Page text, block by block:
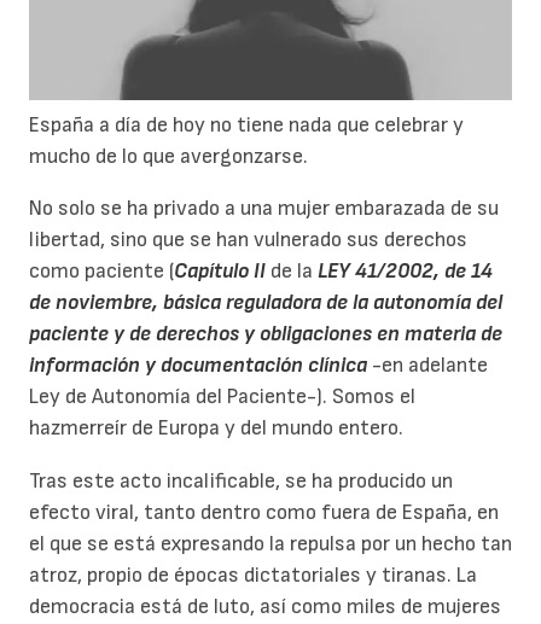
España a día de hoy no tiene nada que celebrar y
mucho de lo que avergonzarse.
No solo se ha privado a una mujer embarazada de su
libertad, sino que se han vulnerado sus derechos
como paciente (Capítulo II de la LEY 41/2002, de 14
de noviembre, básica reguladora de la autonomía del
paciente y de derechos y obligaciones en materia de
información y documentación clínica -en adelante
Ley de Autonomía del Paciente-). Somos el
hazmerreír de Europa y del mundo entero.
Tras este acto incalificable, se ha producido un
efecto viral, tanto dentro como fuera de España, en
el que se está expresando la repulsa por un hecho tan
atroz, propio de épocas dictatoriales y tiranas. La
democracia está de luto, así como miles de mujeres